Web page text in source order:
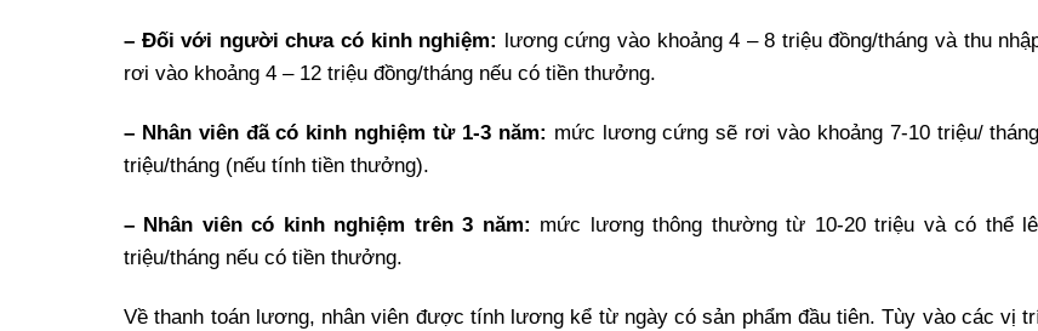
– Đối với người chưa có kinh nghiệm: lương cứng vào khoảng 4 – 8 triệu đồng/tháng và thu
rơi vào khoảng 4 – 12 triệu đồng/tháng nếu có tiền thưởng.
– Nhân viên đã có kinh nghiệm từ 1-3 năm: mức lương cứng sẽ rơi vào khoảng 7-10 triệu/
triệu/tháng (nếu tính tiền thưởng).
– Nhân viên có kinh nghiệm trên 3 năm: mức lương thông thường từ 10-20 triệu và có thể
triệu/tháng nếu có tiền thưởng.
Về thanh toán lương, nhân viên được tính lương kể từ ngày có sản phẩm đầu tiên. Tùy vào các vị